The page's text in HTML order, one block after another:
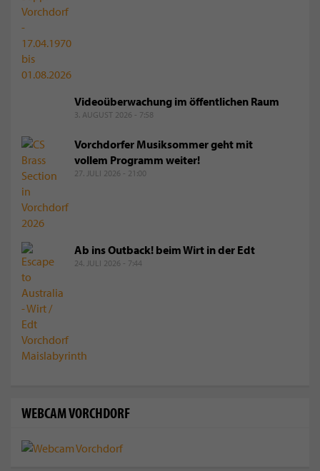
Videoüberwachung im öffentlichen Raum
3. AUGUST 2026 - 7:58
Vorchdorfer Musiksommer geht mit
vollem Programm weiter!
27. JULI 2026 - 21:00
Ab ins Outback! beim Wirt in der Edt
24. JULI 2026 - 7:44
WEBCAM VORCHDORF